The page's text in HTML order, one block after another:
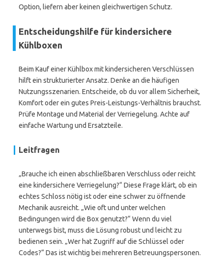
Option, liefern aber keinen gleichwertigen Schutz.
Entscheidungshilfe für kindersichere
Kühlboxen
Beim Kauf einer Kühlbox mit kindersicheren Verschlüssen
hilft ein strukturierter Ansatz. Denke an die häufigen
Nutzungsszenarien. Entscheide, ob du vor allem Sicherheit,
Komfort oder ein gutes Preis-Leistungs-Verhältnis brauchst.
Prüfe Montage und Material der Verriegelung. Achte auf
einfache Wartung und Ersatzteile.
Leitfragen
„Brauche ich einen abschließbaren Verschluss oder reicht
eine kindersichere Verriegelung?“ Diese Frage klärt, ob ein
echtes Schloss nötig ist oder eine schwer zu öffnende
Mechanik ausreicht. „Wie oft und unter welchen
Bedingungen wird die Box genutzt?“ Wenn du viel
unterwegs bist, muss die Lösung robust und leicht zu
bedienen sein. „Wer hat Zugriff auf die Schlüssel oder
Codes?“ Das ist wichtig bei mehreren Betreuungspersonen.